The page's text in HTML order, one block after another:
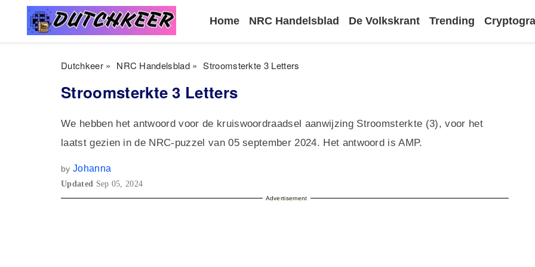
Home NRC Handelsblad De Volkskrant Trending
Dutchkeer» NRC Handelsblad » Stroomsterkte 3 Letters
Stroomsterkte 3 Letters
We hebben het antwoord voor de kruiswoordraadsel aanwijzing Stroomsterkte (3), voor het
laatst gezien in de NRC-puzzel van 05 september 2024. Het antwoord is AMP.
by Johanna
Updated Sep 05, 2024
Advertisement